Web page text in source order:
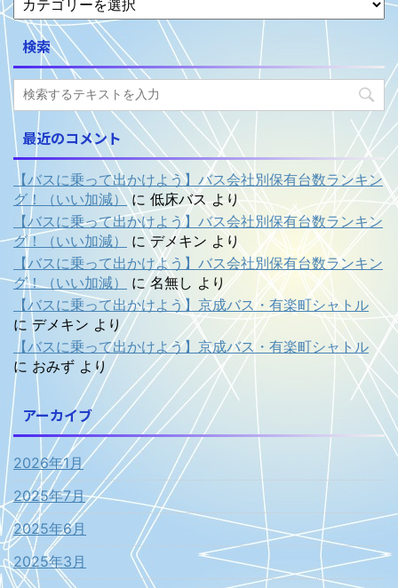
検索
最近のコメント
【バスに乗って出かけよう】バス会社別保有台数ランキン
グ！（いい加減）に 低床バス より
【バスに乗って出かけよう】バス会社別保有台数ランキン
グ！（いい加減）
にデメキン より
【バスに乗って出かけよう】バス会社別保有台数ランキン
グ！（いい加減）
に名無し より
【バスに乗って出かけよう】京成バス・有楽町シャトル
に デメキン より
【バスに乗って出かけよう】京成バス・有楽町シャトル
に おみず より
アーカイブ
2026年1月
2025年7月
2025年6月
2025年3月